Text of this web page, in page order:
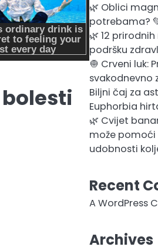
🌿 Oblici
potrebama?
🌿 12
podršku
🧅 Crveni luk:
svakodnevno
Biljni čaj za
Euphorbia
🌿 Cvijet
može pomoći
udobnosti
Recent
A WordPress
Archives